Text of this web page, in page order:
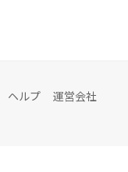
ヘルプ 運営会社